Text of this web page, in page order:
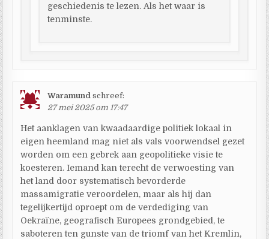
geschiedenis te lezen. Als het waar is
tenminste.
Waramund schreef:
27 mei 2025 om 17:47
Het aanklagen van kwaadaardige politiek lokaal in
eigen heemland mag niet als vals voorwendsel gezet
worden om een gebrek aan geopolitieke visie te
koesteren. Iemand kan terecht de verwoesting van
het land door systematisch bevorderde
massamigratie veroordelen, maar als hij dan
tegelijkertijd oproept om de verdediging van
Oekraïne, geografisch Europees grondgebied, te
saboteren ten gunste van de triomf van het Kremlin,